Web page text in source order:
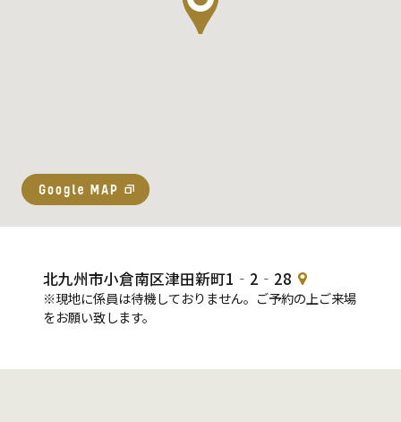
北九州市小倉南区津田新町1‐2‐28
※現地に係員は待機しておりません。ご予約の上ご来場
をお願い致します。